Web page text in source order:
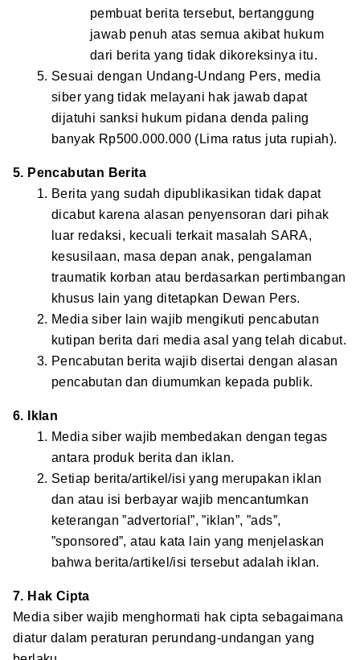
pembuat berita tersebut, bertanggung
jawab penuh atas semua akibat hukum
dari berita yang tidak dikoreksinya itu.
Sesuai dengan Undang-Undang Pers, media
siber yang tidak melayani hak jawab dapat
dijatuhi sanksi hukum pidana denda paling
banyak Rp500.000.000 (Lima ratus juta rupiah).
5. Pencabutan Berita
Berita yang sudah dipublikasikan tidak dapat
dicabut karena alasan penyensoran dari pihak
luar redaksi, kecuali terkait masalah SARA,
kesusilaan, masa depan anak, pengalaman
traumatik korban atau berdasarkan pertimbangan
khusus lain yang ditetapkan Dewan Pers.
Media siber lain wajib mengikuti pencabutan
kutipan berita dari media asal yang telah dicabut.
Pencabutan berita wajib disertai dengan alasan
pencabutan dan diumumkan kepada publik.
6. Iklan
Media siber wajib membedakan dengan tegas
antara produk berita dan iklan.
Setiap berita/artikel/isi yang merupakan iklan
dan atau isi berbayar wajib mencantumkan
keterangan ”advertorial”, ”iklan”, ”ads”,
”sponsored”, atau kata lain yang menjelaskan
bahwa berita/artikel/isi tersebut adalah iklan.
7. Hak Cipta
Media siber wajib menghormati hak cipta sebagaimana
diatur dalam peraturan perundang-undangan yang